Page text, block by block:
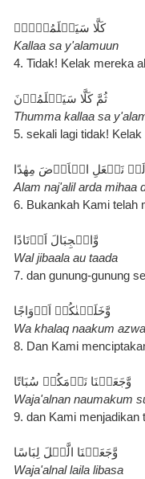
كَلَّا سَيَعۡلَمُوۡنَۙ
Kallaa sa y'alamuun
4. Tidak! Kelak mereka
ثُمَّ كَلَّا سَيَعۡلَمُوۡنَ‏
Thumma kallaa sa
5. sekali lagi tidak!
نَجۡعَلِ الۡاَرۡضَ مِهٰدًا
Alam naj'alil arda mihaa
6. Bukankah Kami telah
وَّالۡجِبَالَ اَوۡتَادًا
Wal jibaala au taada
7. dan gunung-gunung
وَّخَلَقۡنٰكُمۡ اَزۡوَاجًا
Wa khalaq naakum
8. Dan Kami
وَّجَعَلۡنَا نَوۡمَكُمۡ سُبَاتًا
Waja'alnan naumakum
9. dan Kami menjadikan
وَّجَعَلۡنَا الَّيۡلَ لِبَاسًا
Waja'alnal laila libasa